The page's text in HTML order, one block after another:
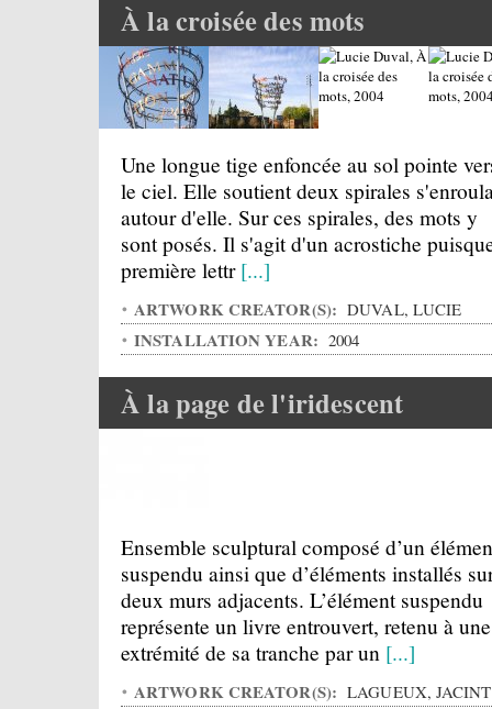
À la croisée des mots
Une longue tige enfoncée au sol pointe
le ciel. Elle soutient deux spirales
autour d'elle. Sur ces spirales, des mots y
sont posés. Il s'agit d'un acrostiche
première lettr[...]
ARTWORK CREATOR(S): DUVAL, LUCIE
INSTALLATION YEAR: 2004
À la page de l'iridescent
Ensemble sculptural composé d’un
suspendu ainsi que d’éléments installés
deux murs adjacents. L’élément suspendu
représente un livre entrouvert, retenu à une
extrémité de sa tranche par un [...]
ARTWORK CREATOR(S): LAGUEUX,